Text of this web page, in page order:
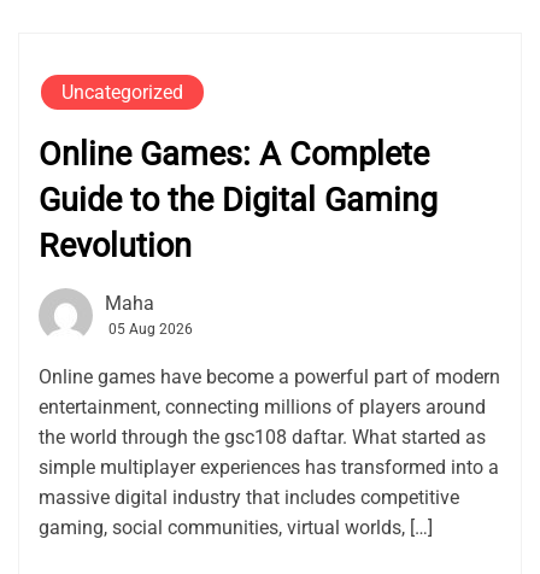
Uncategorized
Online Games: A Complete
Guide to the Digital Gaming
Revolution
Maha
05 Aug 2026
Online games have become a powerful part of modern
entertainment, connecting millions of players around
the world through the gsc108 daftar. What started as
simple multiplayer experiences has transformed into a
massive digital industry that includes competitive
gaming, social communities, virtual worlds, […]